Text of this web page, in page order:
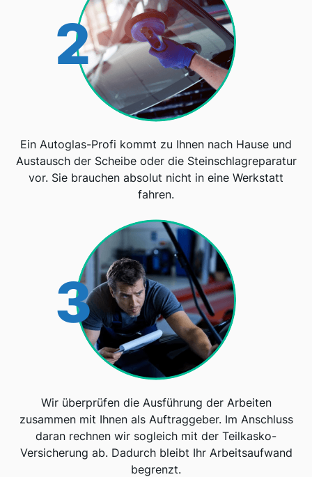
2
Ein Autoglas-Profi kommt zu Ihnen nach Hause und
Austausch der Scheibe oder die Steinschlagreparatur
vor. Sie brauchen absolut nicht in eine Werkstatt
fahren.
3
Wir überprüfen die Ausführung der Arbeiten
zusammen mit Ihnen als Auftraggeber. Im Anschluss
daran rechnen wir sogleich mit der Teilkasko-
Versicherung ab. Dadurch bleibt Ihr Arbeitsaufwand
begrenzt.